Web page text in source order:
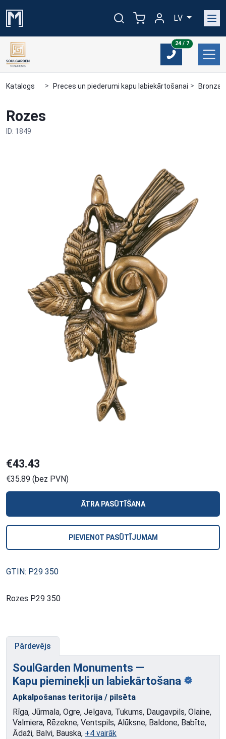
LV
24 / 724/7
Katalogs Preces un piederumi kapu labiekārtošanai
Rozes
ID: 1849
€43.43
€35.89 (bez PVN)
ĀTRA PASŪTĪŠANA
PIEVIENOT PASŪTĪJUMAM
GTIN: P29 350
Rozes P29 350
Pārdevējs
SoulGarden Monuments —
Kapu pieminekļi un labiekārtošana
Apkalpošanas teritorija / pilsēta
Rīga, Jūrmala, Ogre, Jelgava, Tukums, Daugavpils, Olaine,
Valmiera, Rēzekne, Ventspils, Alūksne, Baldone, Babīte,
Ādaži, Balvi, Bauska, +4 vairāk